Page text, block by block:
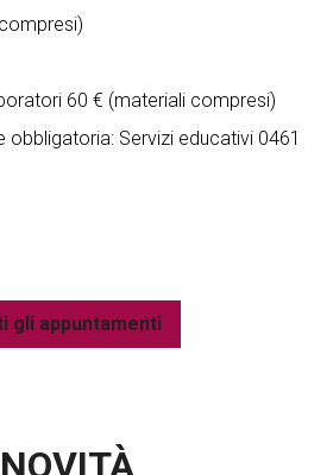
60 € (materiali compresi)
obbligatoria: Servizi educativi 0461
gli appuntamenti
NOVITÀ